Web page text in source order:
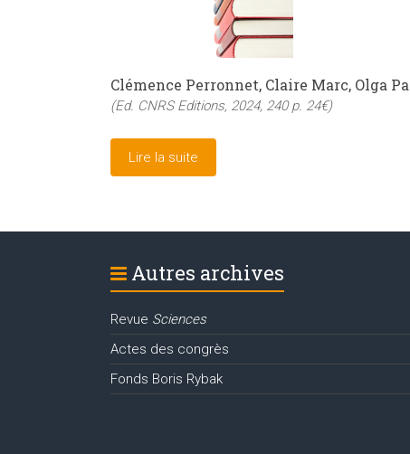
Clémence Perronnet, Claire Marc, Olga
(Ed. CNRS Editions, 2024, 240 p. 24€)
Lire la suite
Autres archives
Revue Sciences
Actes des congrès
Fonds Boris Rybak